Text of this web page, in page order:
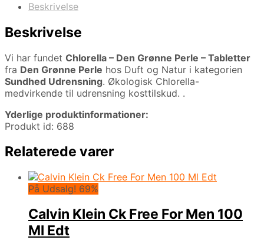
Beskrivelse
Beskrivelse
Vi har fundet Chlorella – Den Grønne Perle – Tabletter
fra Den Grønne Perle hos Duft og Natur i kategorien
Sundhed Udrensning. Økologisk Chlorella-
medvirkende til udrensning kosttilskud. .
Yderlige produktinformationer:
Produkt id: 688
Relaterede varer
På Udsalg! 69%
Calvin Klein Ck Free For Men 100
Ml Edt